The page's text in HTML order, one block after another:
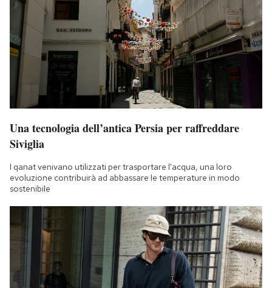
Una tecnologia dell’antica Persia per raffreddare
Siviglia
I qanat venivano utilizzati per trasportare l'acqua, una loro
evoluzione contribuirà ad abbassare le temperature in modo
sostenibile